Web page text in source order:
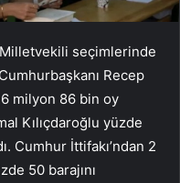
Milletvekili seçimlerinde
Recep
milyon 86 bin oy
Kılıçdaroğlu yüzde
Cumhur İttifakı’ndan 2
50 barajını